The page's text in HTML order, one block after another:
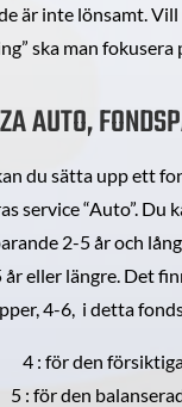
är inte lönsamt. Vill
ska man fokusera
AUTO,
du sätta upp ett
service “Auto”. Du
2-5 år och
eller längre. Det
4-6, i detta
4 : för den
5 : för den